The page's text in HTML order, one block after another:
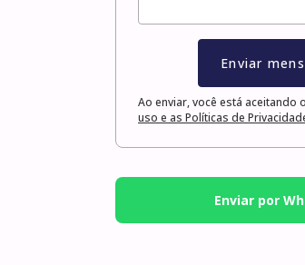
Enviar
Ao enviar, você está aceitando
uso e as Políticas de
Enviar por